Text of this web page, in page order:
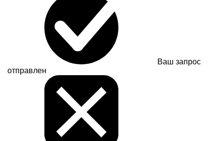
Ваш запрос
отправлен